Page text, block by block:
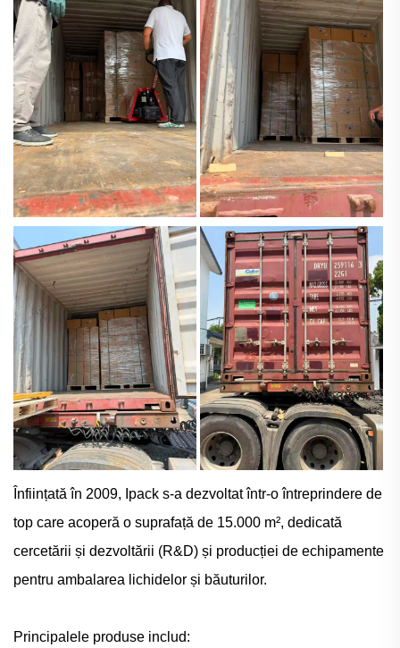
Înființată în 2009, Ipack s-a dezvoltat într-o întreprindere de
top care acoperă o suprafață de 15.000 m², dedicată
cercetării și dezvoltării (R&D) și producției de echipamente
pentru ambalarea lichidelor și băuturilor.
Principalele produse includ: